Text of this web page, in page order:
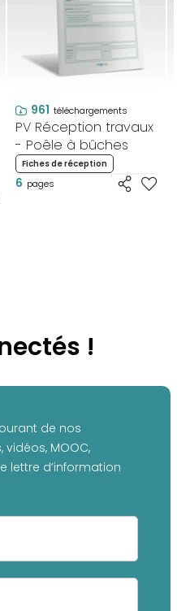
961 téléchargements
PV Réception travaux
- Poêle à bûches
Fiches de réception
6 pages
!
de nos
MOOC,
lettre d’information